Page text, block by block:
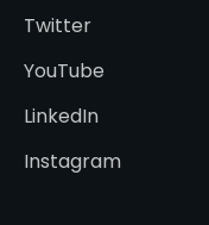
Twitter
YouTube
LinkedIn
Instagram